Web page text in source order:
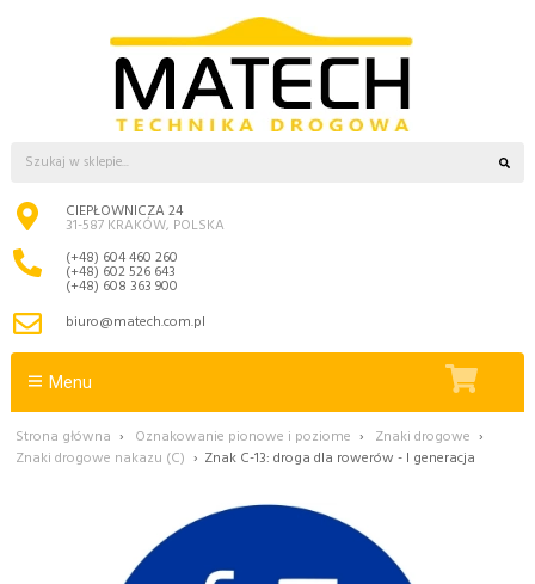
CIEPŁOWNICZA 24
31-587 KRAKÓW, POLSKA
(+48) 604 460 260
(+48) 602 526 643
(+48) 608 363 900
biuro@matech.com.pl
Menu
Strona główna › Oznakowanie pionowe i poziome › Znaki drogowe ›
Znaki drogowe nakazu (C) › Znak C-13: droga dla rowerów - I generacja